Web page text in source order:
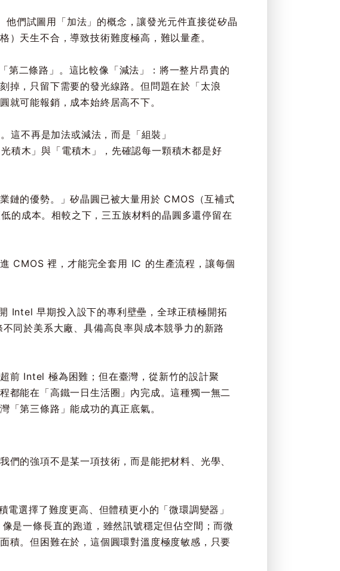
們試圖用「加法」的概念，讓發光元件直接從矽晶
天生不合，導致技術難度極高，難以量產。
二條路」。這比較像「減法」：將一整片昂貴的
掉，只留下需要的發光線路。但問題在於「太浪
就可能報銷，成本始終居高不下。
不再是加法或減法，而是「組裝」
積木」與「電積木」，先確認每一顆積木都是好
鏈的優勢。」矽晶圓已被大量用於 CMOS（互補式
的成本。相較之下，三五族材料的晶圓多還停留在
CMOS 裡，才能完全套用 IC 的生產流程，讓每個
Intel 早期投入設下的專利壁壘，全球正積極開拓
同於美系大廠、具備高良率與成本競爭力的新路
前 Intel 極為困難；但在臺灣，從新竹的設計聚
都能在「高鐵一日生活圈」內完成。這種獨一無二
「第三條路」能成功的真正底氣。
的強項不是某一項技術，而是能把材料、光學、
選擇了難度更高、但體積更小的「微環調變器」
是一條長直的跑道，雖然訊號穩定但佔空間；而微
積。但困難在於，這個圓環對溫度極度敏感，只要